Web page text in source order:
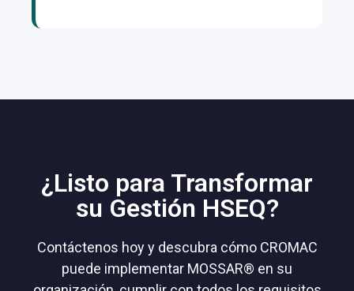
¿Listo para Transformar
su Gestión HSEQ?
Contáctenos hoy y descubra cómo CROMAC
puede implementar MOSSAR® en su